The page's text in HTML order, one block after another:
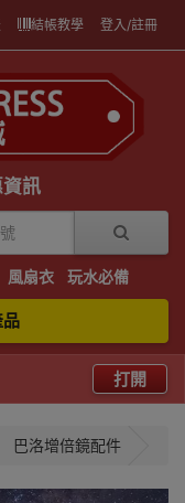
結帳教學 登入/註冊
訊
風扇衣 玩水必備
打開
巴洛增倍鏡配件